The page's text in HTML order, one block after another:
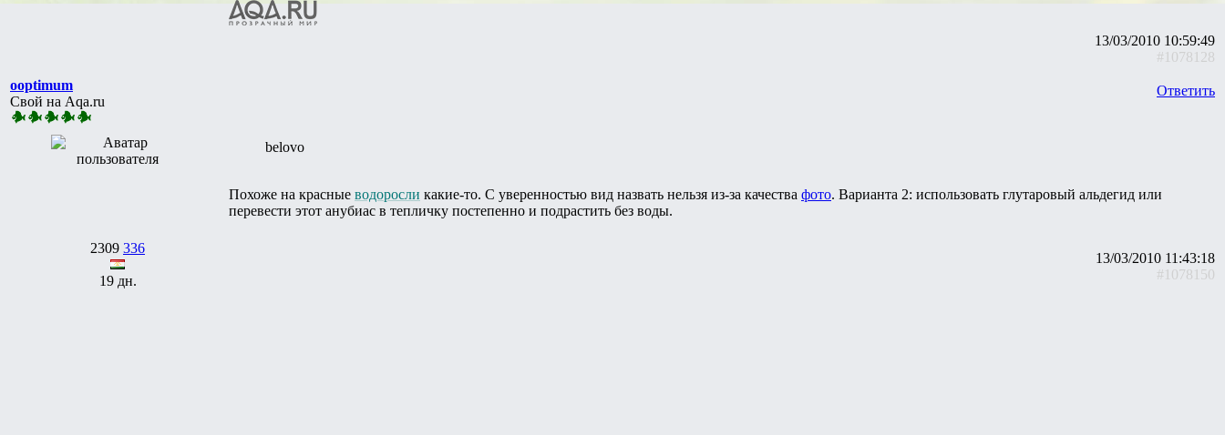
13/03/2010 10:59:49
#1078128
ooptimum
Свой на Aqa.ru
2309 336
19 дн.
Ответить
belovo
Похоже на красные водоросли какие-то. С уверенностью вид назвать нельзя из-за качества фото. Варианта 2: использовать глутаровый альдегид или
перевести этот анубиас в тепличку постепенно и подрастить без воды.
13/03/2010 11:43:18
#1078150